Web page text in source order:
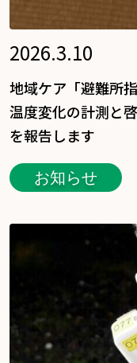
2026.3.10
地域ケア「避難所
温度変化の計測と
を報告します
お知らせ